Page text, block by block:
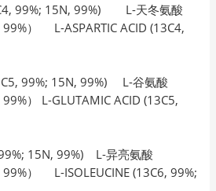
99%; 15N, 99%) L-天冬氨酸
99%） L-ASPARTIC ACID (13C4,
99%; 15N, 99%) L-谷氨酸
） L-GLUTAMIC ACID (13C5,
99%; 15N, 99%) L-异亮氨酸
99%） L-ISOLEUCINE (13C6, 99%;